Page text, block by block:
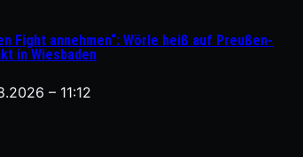
Fight annehmen“: Wörle heiß auf Preußen-
in Wiesbaden
– 11:12